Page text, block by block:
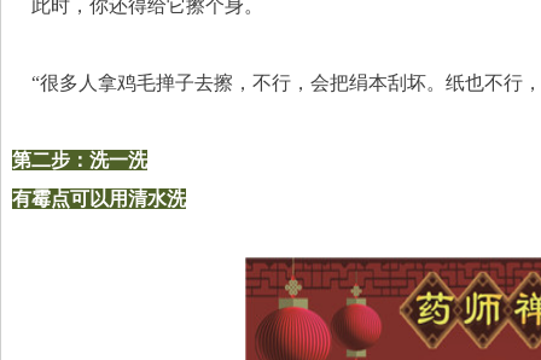
此时，你还得给它擦个身。
“很多人拿鸡毛掸子去擦，不行，会把绢本刮坏。纸也不行
第二步：洗一洗
有霉点可以用清水洗